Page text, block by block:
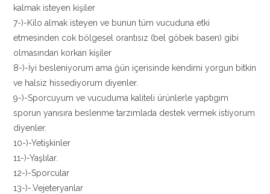
kalmak isteyen kişiler
7-)-Kilo almak isteyen ve bunun tüm vucuduna etki
etmesinden cok bölgesel orantısız (bel göbek basen) gibi
olmasından korkan kişiler
8-)-İyi besleniyorum ama ğün içerisinde kendimi yorgun bitkin
ve halsiz hissediyorum diyenler.
9-)-Sporcuyum ve vucuduma kaliteli ürünlerle yaptıgım
sporun yanısıra beslenme tarzımlada destek vermek istiyorum
diyenler.
10-)-Yetişkinler
11-)-Yaşlılar.
12-)-Sporcular
13-)-.Vejeteryanlar